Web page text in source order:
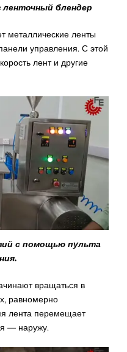
блендер
металлические ленты
управления. С этой
лент и другие
с помощью пульта
вращаться в
равномерно
лента перемещает
— наружу.